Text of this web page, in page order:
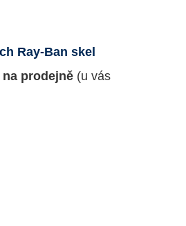
Ray-Ban skel
prodejně(u vás